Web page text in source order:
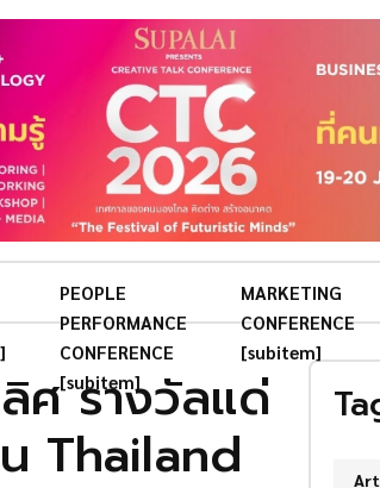
PEOPLE
PERFORMANCE
CONFERENCE
[subitem]
MARKETING
CONFERENCE
[subitem]
ลิศ รางวัลแด่
Thailand